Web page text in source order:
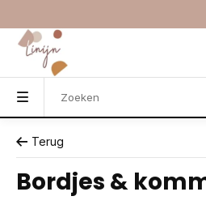
Terug
Bordjes &